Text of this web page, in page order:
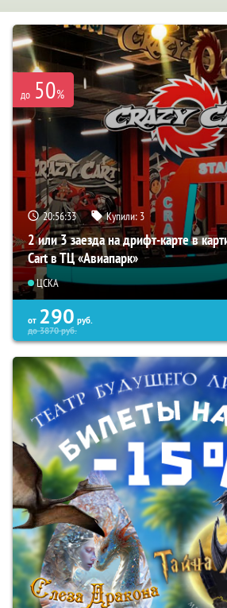
до 50%
20:56:31 Купили: 3
2 или 3 заезда на дрифт-карте в
Cart в ТЦ «Авиапарк»
ЦСКА
от 290 руб.
до3870руб.